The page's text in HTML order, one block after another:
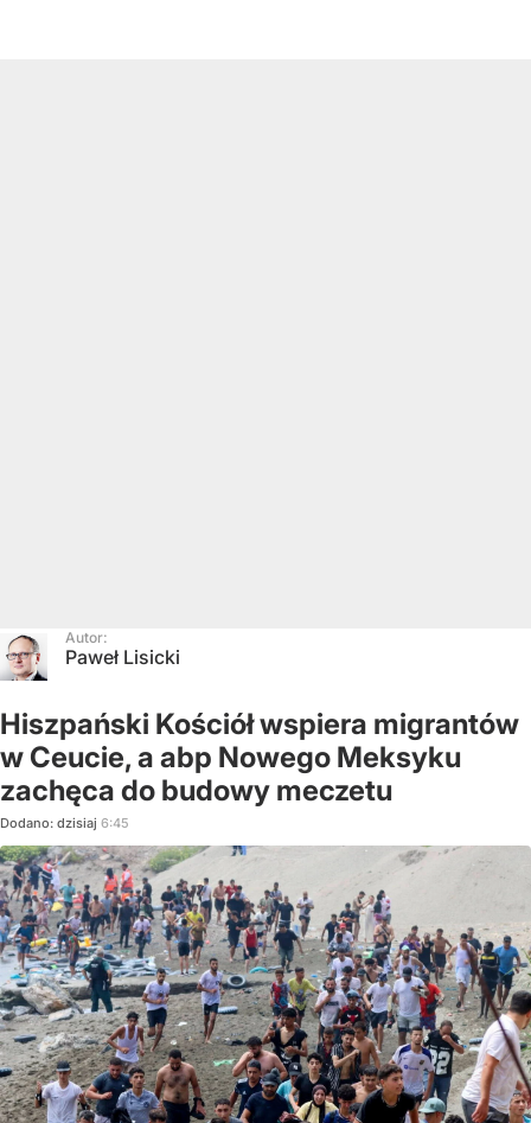
Autor:
Paweł Lisicki
Hiszpański Kościół wspiera migrantów
w Ceucie, a abp Nowego Meksyku
zachęca do budowy meczetu
Dodano: dzisiaj 6:45